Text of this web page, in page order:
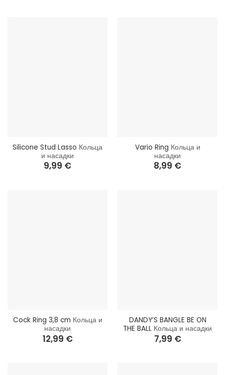
Silicone Stud Lasso Кольца
и насадки
9,99 €
Vario Ring Кольца и
насадки
8,99 €
Cock Ring 3,8 cm Кольца и
насадки
12,99 €
DANDY’S BANGLE BE ON
THE BALL Кольца и насадки
7,99 €